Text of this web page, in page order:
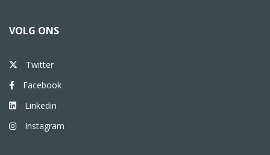
VOLG ONS
Twitter
Facebook
Linkedin
Instagram